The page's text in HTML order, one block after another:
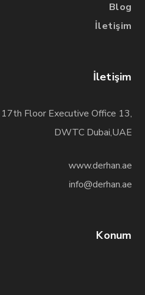
Blog
İletişim
İletişim
Floor Executive Office 13,
DWTC Dubai,UAE
www.derhan.ae
info@derhan.ae
Konum